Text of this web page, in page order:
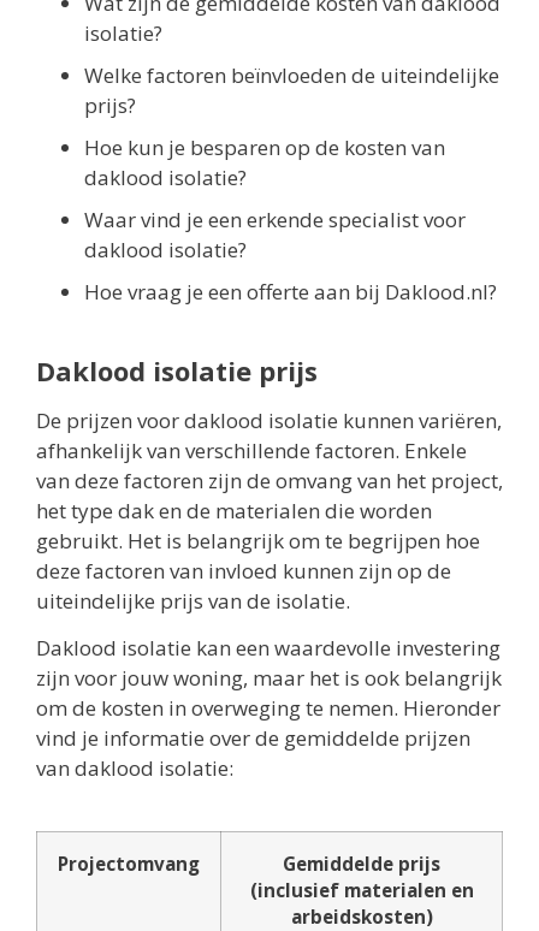
isolatie?
Welke factoren beïnvloeden de uiteindelijke
prijs?
Hoe kun je besparen op de kosten van
daklood isolatie?
Waar vind je een erkende specialist voor
daklood isolatie?
Hoe vraag je een offerte aan bij Daklood.nl?
Daklood isolatie prijs
De prijzen voor daklood isolatie kunnen variëren,
afhankelijk van verschillende factoren. Enkele
van deze factoren zijn de omvang van het project,
het type dak en de materialen die worden
gebruikt. Het is belangrijk om te begrijpen hoe
deze factoren van invloed kunnen zijn op de
uiteindelijke prijs van de isolatie.
Daklood isolatie kan een waardevolle investering
zijn voor jouw woning, maar het is ook belangrijk
om de kosten in overweging te nemen. Hieronder
vind je informatie over de gemiddelde prijzen
van daklood isolatie:
Projectomvang
Gemiddelde prijs
(inclusief materialen en
arbeidskosten)